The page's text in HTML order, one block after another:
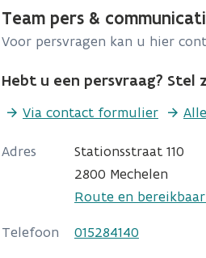
Team pers &
Voor persvragen kan u hier
Hebt u een persvraag? Stel
Via contact formulier
Adres
Stationsstraat 110
2800 Mechelen
Route en
Telefoon
015284140